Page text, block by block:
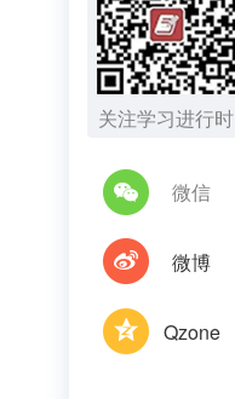
关注学习进行时
微信
微博
Qzone